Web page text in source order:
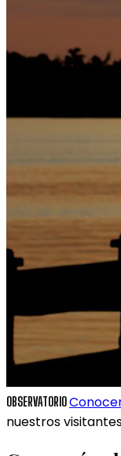
OBSERVATORIO
nuestros